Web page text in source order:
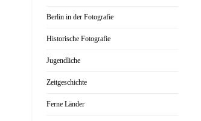
Berlin in der Fotografie
Historische Fotografie
Jugendliche
Zeitgeschichte
Ferne Länder